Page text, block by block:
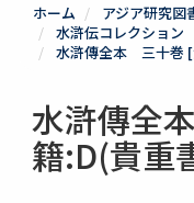
ホーム
アジア研究図
水滸伝コレクション
水滸傳全本 三十巻 [
水滸傳全
籍:D(貴重